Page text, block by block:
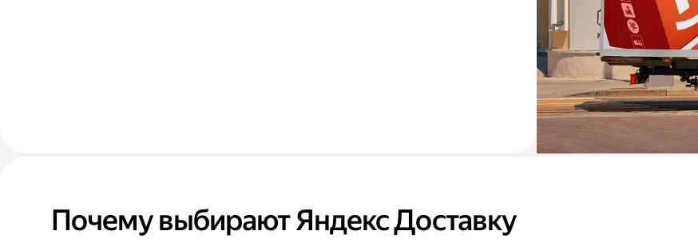
Почему выбирают Яндекс Доставку